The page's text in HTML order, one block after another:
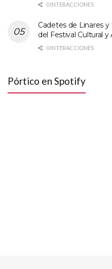
0 INTERACCIONES
Cadetes de Linares
del Festival Cultural
0 INTERACCIONES
Pórtico en Spotify